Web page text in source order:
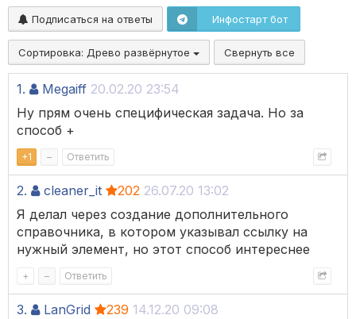
Подписаться на ответы Инфостарт бот
Сортировка: Древо развёрнутое Свернуть все
1. Megaiff 20.02.20 23:54
Ну прям очень специфическая задача. Но за
способ +
+1 – Ответить
2. cleaner_it 202 26.07.20 13:02
Я делал через создание дополнительного
справочника, в котором указывал ссылку на
нужный элемент, но этот способ интереснее
+ – Ответить
3. LanGrid 239 14.12.20 09:08